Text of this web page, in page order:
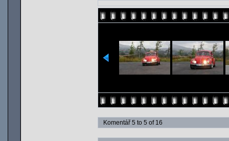
Komentář 5 to 5 of 16